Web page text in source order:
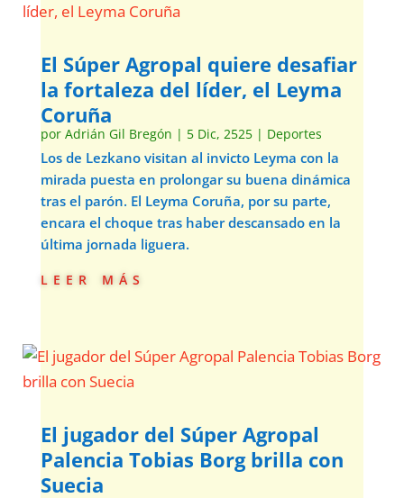
El Súper Agropal quiere desafiar
la fortaleza del líder, el Leyma
Coruña
por Adrián Gil Bregón | 5 Dic, 2525| Deportes
Los de Lezkano visitan al invicto Leyma con la
mirada puesta en prolongar su buena dinámica
tras el parón. El Leyma Coruña, por su parte,
encara el choque tras haber descansado en la
última jornada liguera.
leer más
El jugador del Súper Agropal
Palencia Tobias Borg brilla con
Suecia